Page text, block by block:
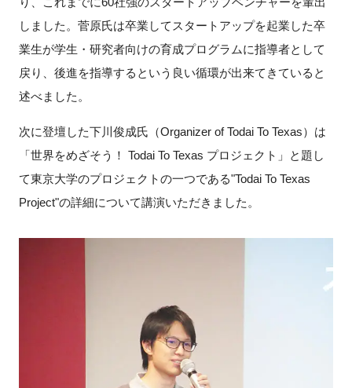
しました。菅原氏は卒業してスタートアップを起業した卒
業生が学生・研究者向けの育成プログラムに指導者として
戻り、後進を指導するという良い循環が出来てきていると
述べました。
次に登壇した下川俊成氏（Organizer of Todai To Texas）は
「世界をめざそう！ Todai To Texas プロジェクト」と題し
て東京大学のプロジェクトの一つである"Todai To Texas
Project"の詳細について講演いただきました。